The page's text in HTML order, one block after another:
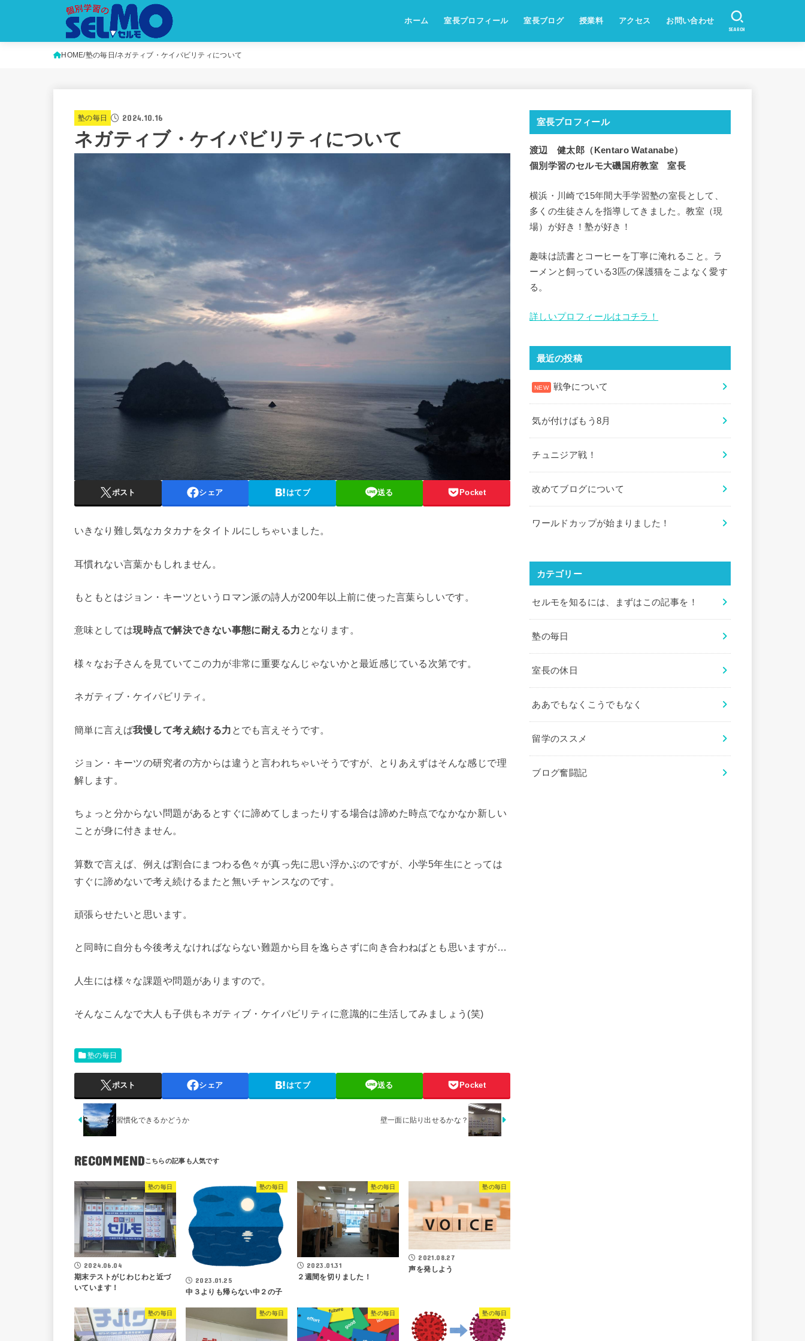
ホーム 室長プロフィール 室長ブログ 授業料 アクセス お問い合わせ
SEARCH
HOME 塾の毎日 ネガティブ・ケイパビリティについて
塾の毎日 2024.10.16
ネガティブ・ケイパビリティについて
ポスト シェア はてブ 送る Pocket
いきなり難し気なカタカナをタイトルにしちゃいました。
耳慣れない言葉かもしれません。
もともとはジョン・キーツというロマン派の詩人が200年以上前に使った言葉らしいです。
意味としては現時点で解決できない事態に耐える力 となります。
様々なお子さんを見ていてこの力が非常に重要なんじゃないかと最近感じている次第です。
ネガティブ・ケイパビリティ。
簡単に言えば我慢して考え続ける力 とでも言えそうです。
ジョン・キーツの研究者の方からは違うと言われちゃいそうですが、とりあえずはそんな感じで理
解します。
ちょっと分からない問題があるとすぐに諦めてしまったりする場合は諦めた時点でなかなか新しい
ことが身に付きません。
算数で言えば、例えば割合にまつわる色々が真っ先に思い浮かぶのですが、小学5年生にとっては
すぐに諦めないで考え続けるまたと無いチャンスなのです。
頑張らせたいと思います。
と同時に自分も今後考えなければならない難題から目を逸らさずに向き合わねばとも思いますが…
人生には様々な課題や問題がありますので。
そんなこんなで大人も子供もネガティブ・ケイパビリティに意識的に生活してみましょう(笑)
塾の毎日
ポスト シェア はてブ 送る Pocket
習慣化できるかどうか 壁一面に貼り出せるかな？
RECOMMEND
塾の毎日
2024.06.04
期末テストがじわじわと近づ
いています！
塾の毎日
2023.01.25
中３よりも帰らない中２の子
塾の毎日
2023.01.31
２週間を切りました！
塾の毎日
2021.08.27
声を発しよう
塾の毎日 塾の毎日 塾の毎日 塾の毎日
室長プロフィール
渡辺 健太郎（Kentaro Watanabe）
個別学習のセルモ大磯国府教室 室長
横浜・川崎で15年間大手学習塾の室長として、
多くの生徒さんを指導してきました。教室（現
場）が好き！塾が好き！
趣味は読書とコーヒーを丁寧に淹れること。ラ
ーメンと飼っている3匹の保護猫をこよなく愛す
る。
詳しいプロフィールはコチラ！
最近の投稿
戦争について
気が付けばもう8月
チュニジア戦！
改めてブログについて
ワールドカップが始まりました！
カテゴリー
セルモを知るには、まずはこの記事を！
塾の毎日
室長の休日
ああでもなくこうでもなく
留学のススメ
ブログ奮闘記